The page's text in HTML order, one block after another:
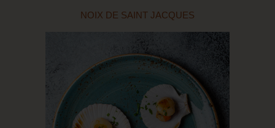
NOIX DE SAINT JACQUES